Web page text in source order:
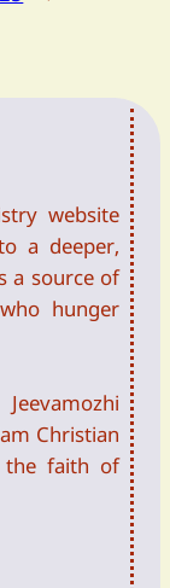
website
a deeper,
a source of
hunger
Christian
the faith of